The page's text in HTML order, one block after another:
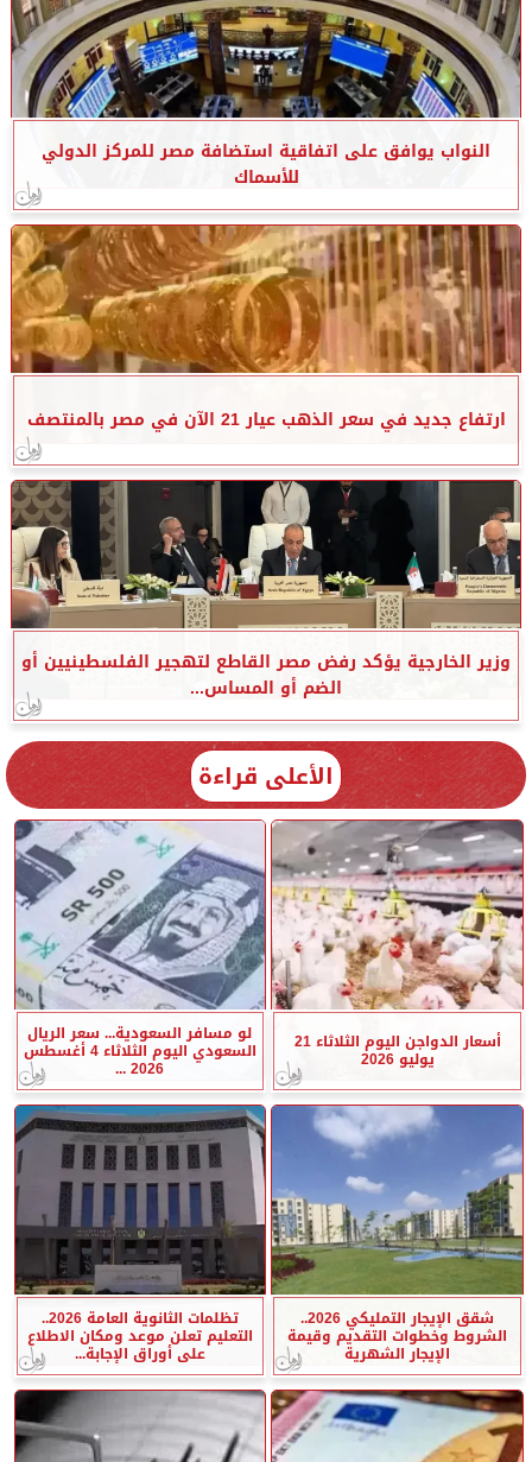
النواب يوافق على اتفاقية استضافة مصر للمركز الدولي
للأسماك
ارتفاع جديد في سعر الذهب عيار 21 الآن في مصر بالمنتصف
وزير الخارجية يؤكد رفض مصر القاطع لتهجير الفلسطينيين أو
الضم أو المساس...
الأعلى قراءة
أسعار الدواجن اليوم الثلاثاء 21
يوليو 2026
لو مسافر السعودية... سعر الريال
السعودي اليوم الثلاثاء 4 أغسطس
2026 ...
شقق الإيجار التمليكي 2026..
الشروط وخطوات التقديم وقيمة
الإيجار الشهرية
تظلمات الثانوية العامة 2026..
التعليم تعلن موعد ومكان الاطلاع
على أوراق الإجابة...